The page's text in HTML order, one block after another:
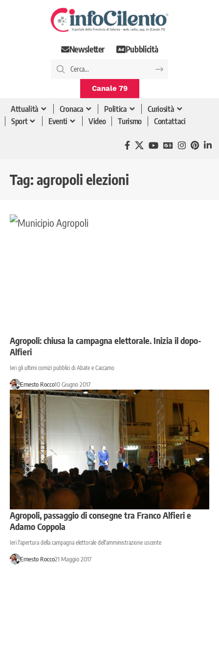
Newsletter Pubblicità
Canale 79
Attualità Cronaca Politica
Curiosità
Sport
Eventi Video Turismo Contattaci
Tag: agropoli elezioni
Agropoli: chiusa la campagna elettorale. Inizia il dopo-
Alfieri
Ieri gli ultimi comizi pubblici di Abate e Caccamo
Ernesto Rocco10 Giugno 2017
Agropoli, passaggio di consegne tra Franco Alfieri e
Adamo Coppola
Ieri l'apertura della campagna elettorale dell'amministrazione uscente
Ernesto Rocco21 Maggio 2017